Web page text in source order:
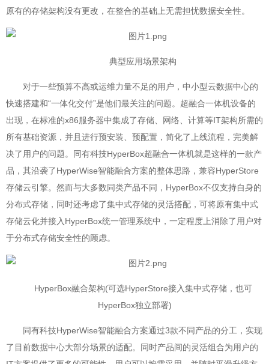
原有的存储架构没有更改，在整合的基础上无需担忧数据安全性。
典型应用场景架构
对于一些预算不高或运维力量不足的用户，中小型云数据中心的
快速搭建和“一体化交付”是他们最关注的问题。超融合一体机设备的
出现，在标准的x86服务器中集成了存储、网络、计算等IT架构所需的
所有基础资源，并且进行预安装、预配置，简化了上线流程，完美解
决了用户的问题。同有科技HyperBox超融合一体机就是这样的一款产
品，其沿袭了HyperWise智能融合方案的整体思路，兼容HyperStore
存储云引擎。然而与大多数同类产品不同，HyperBox不仅支持自身的
分布式存储，同时还考虑了集中式存储的灵活搭配，可将原有集中式
存储云化并接入HyperBox统一管理系统中，一定程度上消除了用户对
于分布式存储安全性的顾虑。
HyperBox融合架构(可选HyperStore接入集中式存储，也可
HyperBox独立部署)
同有科技HyperWise智能融合方案通过3款不同产品的分工，实现
了目前数据中心大部分场景的适配。同时产品间的灵活组合为用户的